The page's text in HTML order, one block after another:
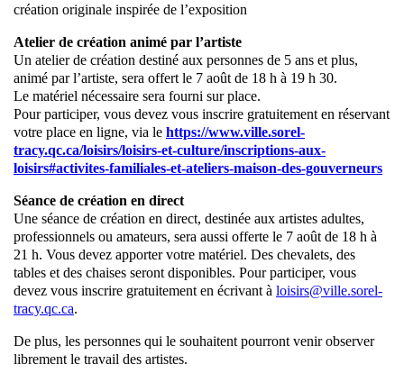
création originale inspirée de l’exposition
Atelier de création animé par l’artiste
Un atelier de création destiné aux personnes de 5 ans et plus,
animé par l’artiste, sera offert le 7 août de 18 h à 19 h 30.
Le matériel nécessaire sera fourni sur place.
Pour participer, vous devez vous inscrire gratuitement en réservant
votre place en ligne, via le https://www.ville.sorel-
tracy.qc.ca/loisirs/loisirs-et-culture/inscriptions-aux-
loisirs#activites-familiales-et-ateliers-maison-des-gouverneurs
Séance de création en direct
Une séance de création en direct, destinée aux artistes adultes,
professionnels ou amateurs, sera aussi offerte le 7 août de 18 h à
21 h. Vous devez apporter votre matériel. Des chevalets, des
tables et des chaises seront disponibles. Pour participer, vous
devez vous inscrire gratuitement en écrivant à loisirs@ville.sorel-
tracy.qc.ca.
De plus, les personnes qui le souhaitent pourront venir observer
librement le travail des artistes.